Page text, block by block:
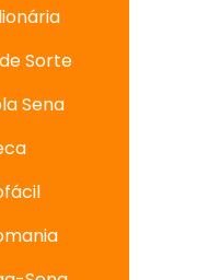
Sorte
Sena